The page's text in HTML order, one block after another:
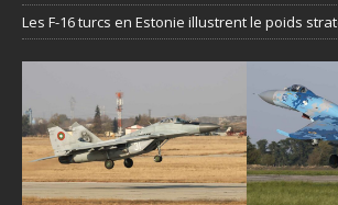
Les F-16 turcs en Estonie illustrent le poids